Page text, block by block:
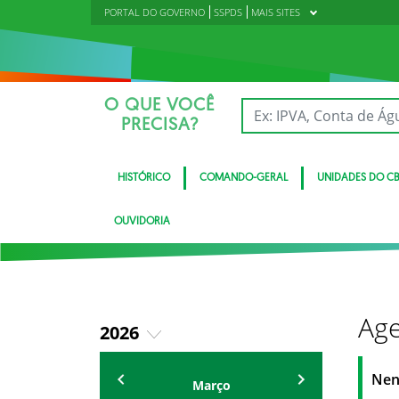
PORTAL DO GOVERNO SSPDS MAIS SITES
O QUE VOCÊ
PRECISA?
HISTÓRICO COMANDO-GERAL UNIDADES DO
OUVIDORIA
2026
2018
Março